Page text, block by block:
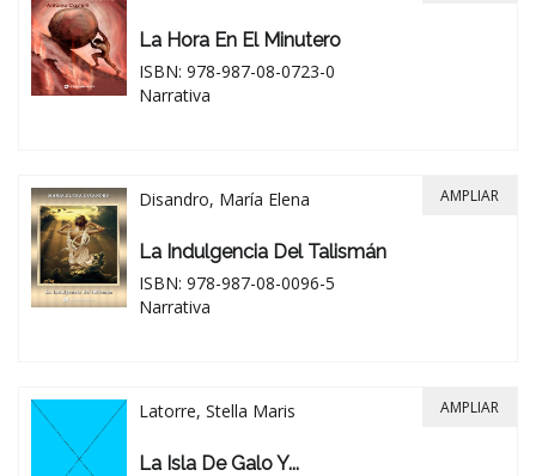
La Hora En El Minutero
ISBN: 978-987-08-0723-0
Narrativa
Disandro, María Elena
La Indulgencia Del Talismán
ISBN: 978-987-08-0096-5
Narrativa
AMPLIAR
Latorre, Stella Maris
La Isla De Galo Y...
AMPLIAR